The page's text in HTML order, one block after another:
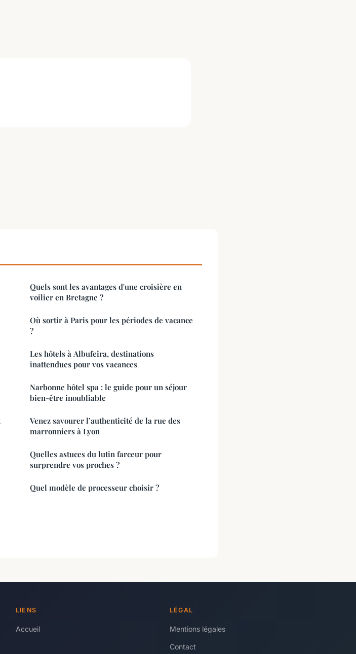
Quels sont les avantages d'une croisière en
voilier en Bretagne ?
Où sortir à Paris pour les périodes de vacance
?
Les hôtels à Albufeira, destinations
inattendues pour vos vacances
Narbonne hôtel spa : le guide pour un séjour
bien-être inoubliable
Venez savourer l’authenticité de la rue des
marronniers à Lyon
Quelles astuces du lutin farceur pour
surprendre vos proches ?
Quel modèle de processeur choisir ?
LIENS
Accueil
LÉGAL
Mentions légales
Contact